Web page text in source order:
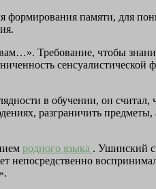
формирования памяти, для
Требование, чтобы
в обучении, он
разграничить предметы,
родного языка . Ушинский
непосредственно